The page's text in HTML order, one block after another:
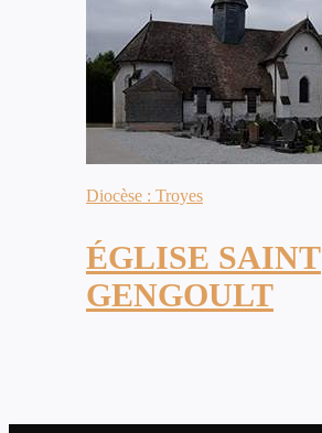
Diocèse : Troyes
ÉGLISE SAINT
GENGOULT